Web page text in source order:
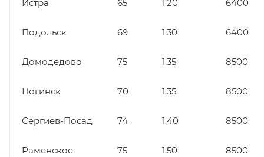
Истра 65 1.20 6400
Подольск 69 1.30 6400
Домодедово 75 1.35 8500
Ногинск 70 1.35 8500
Сергиев-Посад 74 1.40 8500
Раменское 75 1.50 8500